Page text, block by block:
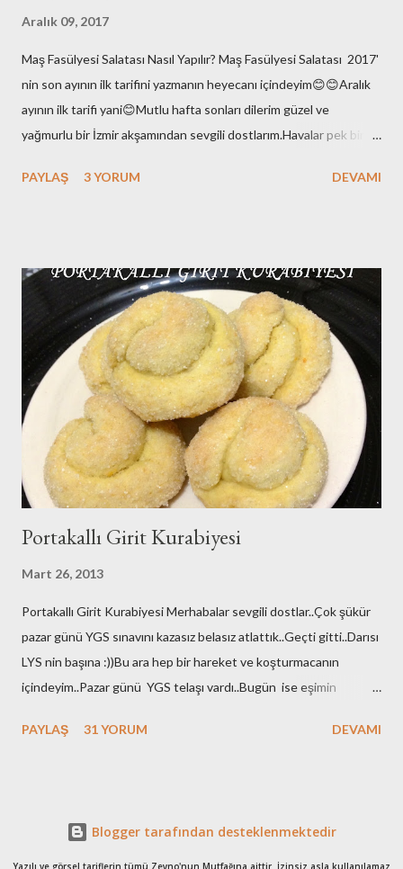
Aralık 09, 2017
Maş Fasülyesi Salatası Nasıl Yapılır? Maş Fasülyesi Salatası 2017'
nin son ayının ilk tarifini yazmanın heyecanı içindeyim😊😊Aralık
ayının ilk tarifi yani😊Mutlu hafta sonları dilerim güzel ve
yağmurlu bir İzmir akşamından sevgili dostlarım.Havalar pek bir
değil.Ara da bir soğuyor kışın varlığını hissettiriyor sonra
onların doğasında bu var çünkü!! Ben burada yeni yazımı
hazırlarken eşim de Galatasaray-Akhisarspor maçını izliyor diğer
tarafta. Fenerbahçe taraftarı olduğunu da belirteyim bu arada😊
Yan gözle baktım An itibariyle 1-0 yeniliyor Galatasaray 😊Yazımı
tamamladığımda maç sonucunu iletirim merak etmeyin😉😉Milli
maçlar dışında ki maçlar çok ilgimi çekmiyor anladığınız üzere.. ...
PAYLAŞ 3 YORUM DEVAMI
Portakallı Girit Kurabiyesi
Mart 26, 2013
Portakallı Girit Kurabiyesi Merhabalar sevgili dostlar..Çok şükür
pazar günü YGS sınavını kazasız belasız atlattık..Geçti gitti..Darısı
LYS nin başına :))Bu ara hep bir hareket ve koşturmacanın
içindeyim..Pazar günü YGS telaşı vardı..Bugün ise eşimin
yaptırdık..Perşembe günü de safra kesesi ameliyatı
inşallah..Bunlar çözümü ve tedavisi olan çok sık karşılaşılan
rahatsızlıklar..Uzun lafın kısası bu aralar bloğumla da blogger
PAYLAŞ 31 YORUM DEVAMI
Blogger tarafından desteklenmektedir
Yazılı ve görsel tariflerin tümü Zeyno'nun Mutfağına aittir..İzinsiz asla kullanılamaz